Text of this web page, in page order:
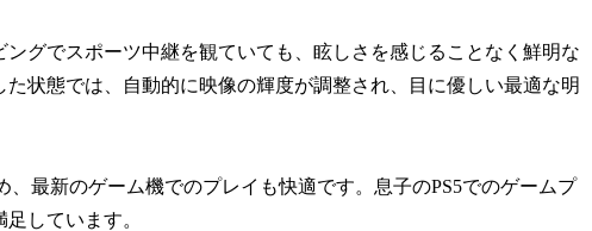
グでスポーツ中継を観ていても、眩しさを感じることなく鮮明な
状態では、自動的に映像の輝度が調整され、目に優しい最適な明
最新のゲーム機でのプレイも快適です。息子のPS5でのゲームプ
しています。